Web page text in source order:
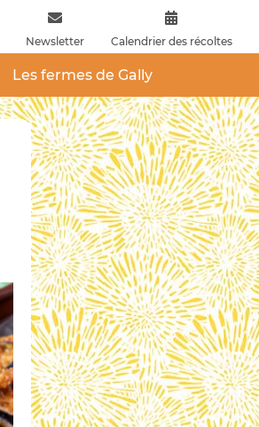
Newsletter Calendrier des récoltes
Les fermes de Gally